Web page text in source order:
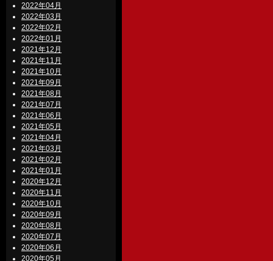
2022年04月
2022年03月
2022年02月
2022年01月
2021年12月
2021年11月
2021年10月
2021年09月
2021年08月
2021年07月
2021年06月
2021年05月
2021年04月
2021年03月
2021年02月
2021年01月
2020年12月
2020年11月
2020年10月
2020年09月
2020年08月
2020年07月
2020年06月
2020年05月